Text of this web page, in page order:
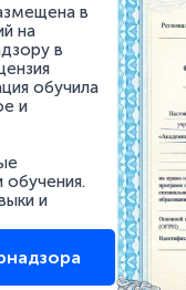
в
на
в
обучила
и
и